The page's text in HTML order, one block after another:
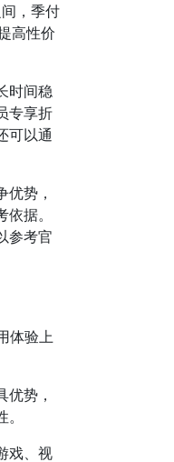
，季付
高性价
时间稳
专享折
可以通
势，
据。
参考官
体验上
势，
戏、视